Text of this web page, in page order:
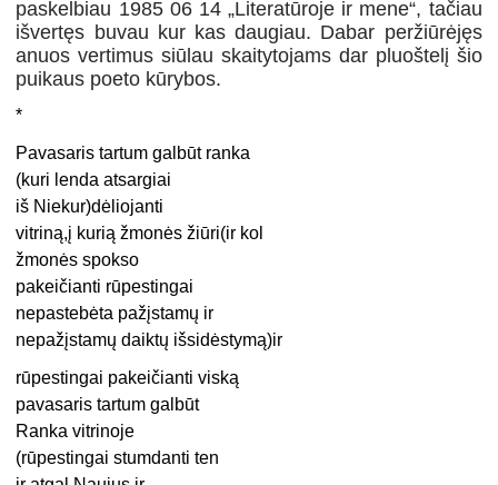
paskelbiau 1985 06 14 „Literatūroje ir mene“, tačiau
išvertęs buvau kur kas daugiau. Dabar peržiūrėjęs
anuos vertimus siūlau skaitytojams dar pluoštelį šio
puikaus poeto kūrybos.
*
Pavasaris tartum galbūt ranka
(kuri lenda atsargiai
iš Niekur)dėliojanti
vitriną,į kurią žmonės žiūri(ir kol
žmonės spokso
pakeičianti rūpestingai
nepastebėta pažįstamų ir
nepažįstamų daiktų išsidėstymą)ir
rūpestingai pakeičianti viską
pavasaris tartum galbūt
Ranka vitrinoje
(rūpestingai stumdanti ten